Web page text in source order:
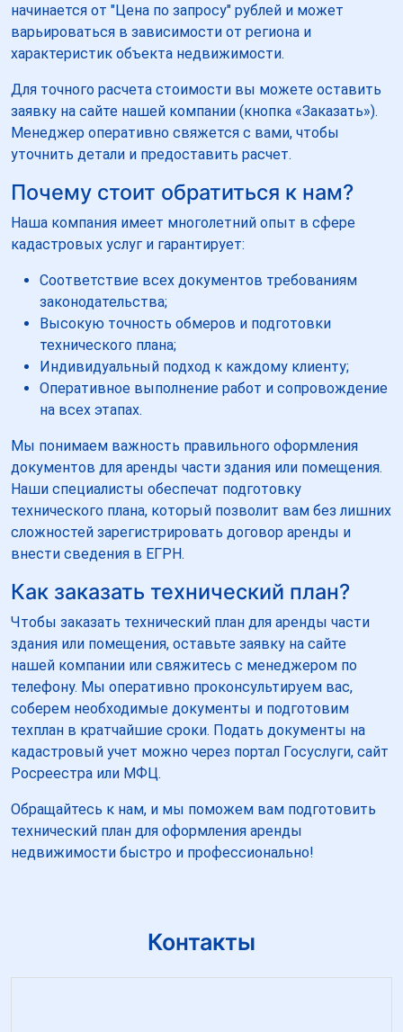
начинается от "Цена по запросу" рублей и может
варьироваться в зависимости от региона и
характеристик объекта недвижимости.
Для точного расчета стоимости вы можете оставить
заявку на сайте нашей компании (кнопка «Заказать»).
Менеджер оперативно свяжется с вами, чтобы
уточнить детали и предоставить расчет.
Почему стоит обратиться к нам?
Наша компания имеет многолетний опыт в сфере
кадастровых услуг и гарантирует:
Соответствие всех документов требованиям
законодательства;
Высокую точность обмеров и подготовки
технического плана;
Индивидуальный подход к каждому клиенту;
Оперативное выполнение работ и сопровождение
на всех этапах.
Мы понимаем важность правильного оформления
документов для аренды части здания или помещения.
Наши специалисты обеспечат подготовку
технического плана, который позволит вам без лишних
сложностей зарегистрировать договор аренды и
внести сведения в ЕГРН.
Как заказать технический план?
Чтобы заказать технический план для аренды части
здания или помещения, оставьте заявку на сайте
нашей компании или свяжитесь с менеджером по
телефону. Мы оперативно проконсультируем вас,
соберем необходимые документы и подготовим
техплан в кратчайшие сроки. Подать документы на
кадастровый учет можно через портал Госуслуги, сайт
Росреестра или МФЦ.
Обращайтесь к нам, и мы поможем вам подготовить
технический план для оформления аренды
недвижимости быстро и профессионально!
Контакты